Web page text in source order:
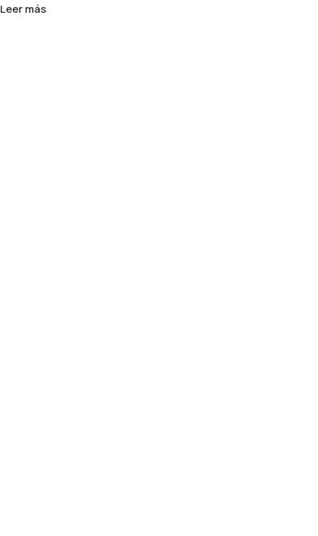
Leer más